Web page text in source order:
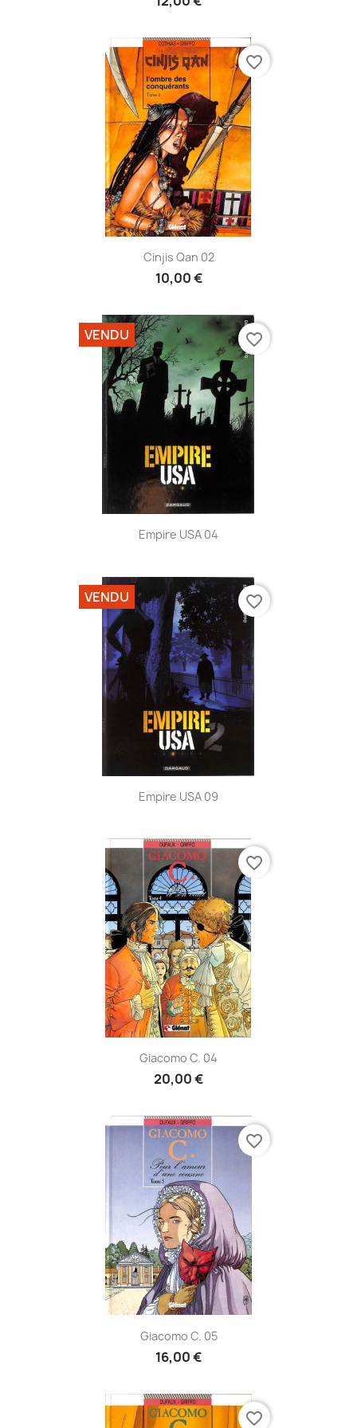
Cinjis Qan 02
10,00 €
favorite_border
Empire USA 04
VENDU favorite_border
Empire USA 09
VENDU favorite_border
Giacomo C. 04
20,00 €
favorite_border
Giacomo C. 05
16,00 €
favorite_border
favorite_border